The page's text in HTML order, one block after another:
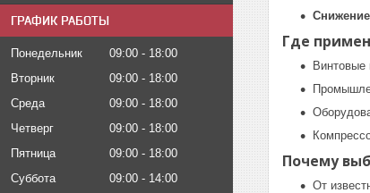
ГРАФИК РАБОТЫ
Понедельник 09:00
18:00
Вторник
09:00
18:00
Среда
09:00
18:00
Четверг
09:00
18:00
Пятница
09:00
18:00
Суббота
09:00
14:00
Где
Винтовые
Почему
От